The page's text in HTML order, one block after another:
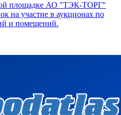
площадке АО "ТЭК-ТОРГ"
на участие в аукционах по
и помещений.